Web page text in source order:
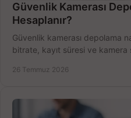
Güvenlik Kamerası
Hesaplanır?
Güvenlik kamerası depolama
bitrate, kayıt süresi ve kamera
26 Temmuz 2026